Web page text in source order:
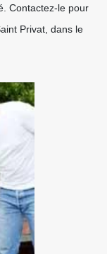
Contactez-le pour
Privat, dans le